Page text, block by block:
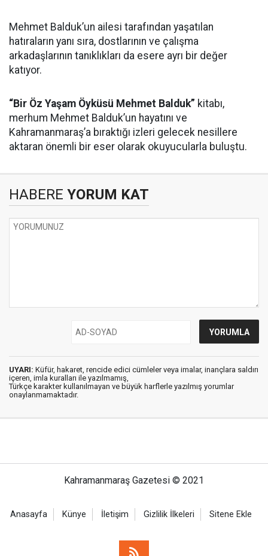
Mehmet Balduk’un ailesi tarafından yaşatılan
hatıraların yanı sıra, dostlarının ve çalışma
arkadaşlarının tanıklıkları da esere ayrı bir değer
katıyor.
“Bir Öz Yaşam Öyküsü Mehmet Balduk” kitabı,
merhum Mehmet Balduk’un hayatını ve
Kahramanmaraş’a bıraktığı izleri gelecek nesillere
aktaran önemli bir eser olarak okuyucularla buluştu.
HABERE YORUM KAT
UYARI: Küfür, hakaret, rencide edici cümleler veya imalar, inançlara saldırı
içeren, imla kuralları ile yazılmamış,
Türkçe karakter kullanılmayan ve büyük harflerle yazılmış yorumlar
onaylanmamaktadır.
Kahramanmaraş Gazetesi © 2021
Anasayfa Künye İletişim Gizlilik İlkeleri Sitene Ekle